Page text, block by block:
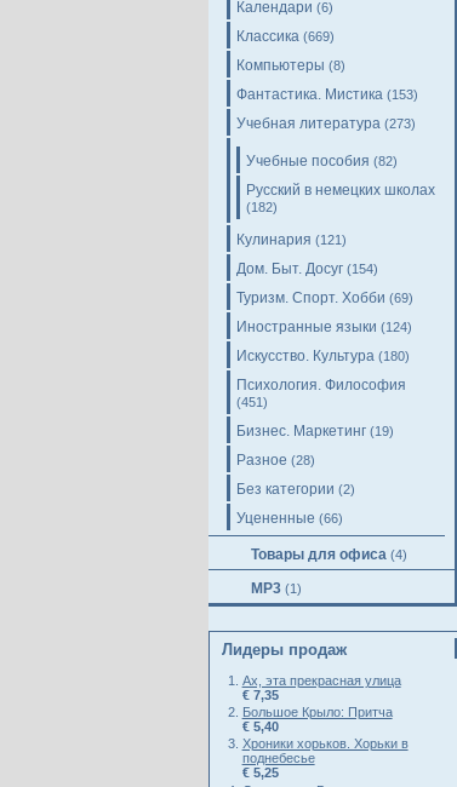
Календари (6)
Классика (669)
Компьютеры (8)
Фантастика. Мистика (153)
Учебная литература (273)
Учебные пособия (82)
Русский в немецких школах
(182)
Кулинария (121)
Дом. Быт. Досуг (154)
Туризм. Спорт. Хобби (69)
Иностранные языки (124)
Искусство. Культура (180)
Психология. Философия
(451)
Бизнес. Маркетинг (19)
Разное (28)
Без категории (2)
Уцененные (66)
Товары для офиса (4)
MP3 (1)
Лидеры продаж
Ах, эта прекрасная улица
€ 7,35
Большое Крыло: Притча
€ 5,40
Хроники хорьков. Хорьки в
поднебесье
€ 5,25